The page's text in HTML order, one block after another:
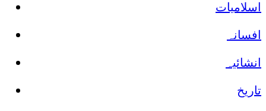
اسلامیات
افسانہ
انشائیہ
تاریخ